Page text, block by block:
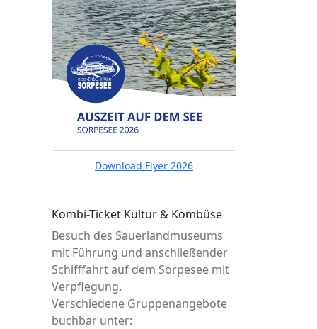
Download Flyer 2026
Kombi-Ticket Kultur & Kombüse
Besuch des Sauerlandmuseums
mit Führung und anschließender
Schifffahrt auf dem Sorpesee mit
Verpflegung.
Verschiedene Gruppenangebote
buchbar unter: